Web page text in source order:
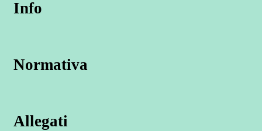
Info
Normativa
Allegati